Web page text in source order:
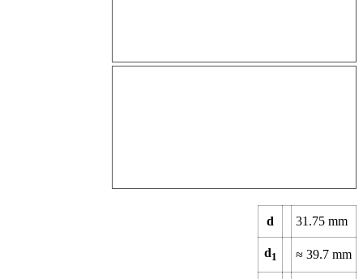
d 31.75 mm
d1 ≈ 39.7 mm